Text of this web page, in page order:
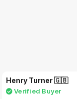
Henry Turner 🇬🇧
Verified Buyer